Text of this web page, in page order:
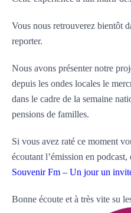
Vous nous retrouverez bientôt
reporter.
Nous avons présenter notre
depuis les ondes locales le
dans le cadre de la semaine
pensions de familles.
Si vous avez raté ce moment
écoutant l’émission en
Souvenir Fm – Un jour un
Bonne écoute et à très vite su